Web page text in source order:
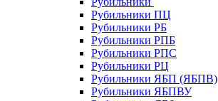
Рубильники ПЦ
Рубильники РБ
Рубильники РПБ
Рубильники РПС
Рубильники РЦ
Рубильники ЯБП (ЯБПВ)
Рубильники ЯБПВУ